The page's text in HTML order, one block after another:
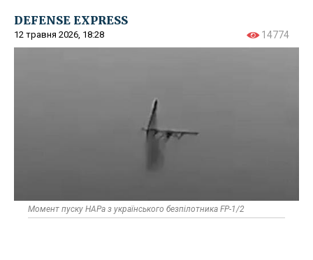
DEFENSE EXPRESS
12 травня 2026, 18:28 14774
Момент пуску НАРа з українського безпілотника FP-1/2